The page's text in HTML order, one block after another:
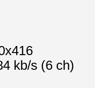
kb/s (6 ch)